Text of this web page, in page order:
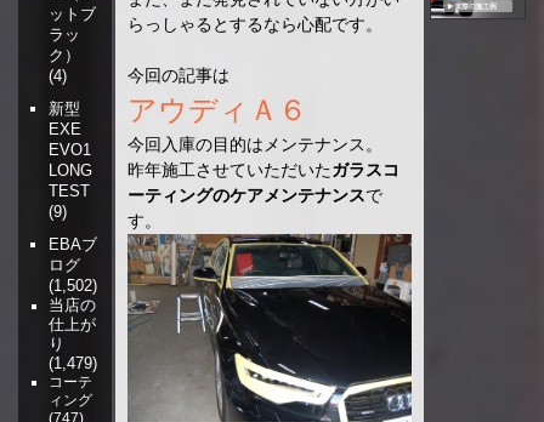
らっしゃるとするなら心配です。
今回の記事は
アウディＡ６
今回入庫の目的はメンテナンス。
昨年施工させていただいたガラスコ
ーティングのケアメンテナンスで
す。
ットブ
ラッ
ク）
(4)
新型
EXE
EVO1
LONG
TEST
(9)
EBAブ
ログ
(1,502)
当店の
仕上が
り
(1,479)
コーテ
ィング
(747)